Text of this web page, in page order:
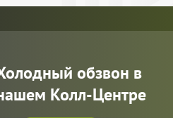
обзвон в
Колл-Центре